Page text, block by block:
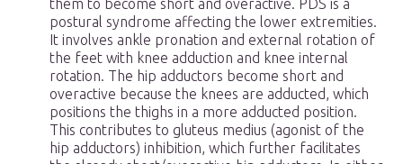
them to become short and overactive. PDS is a
postural syndrome affecting the lower extremities.
It involves ankle pronation and external rotation of
the feet with knee adduction and knee internal
rotation. The hip adductors become short and
overactive because the knees are adducted, which
positions the thighs in a more adducted position.
This contributes to gluteus medius (agonist of the
hip adductors) inhibition, which further facilitates